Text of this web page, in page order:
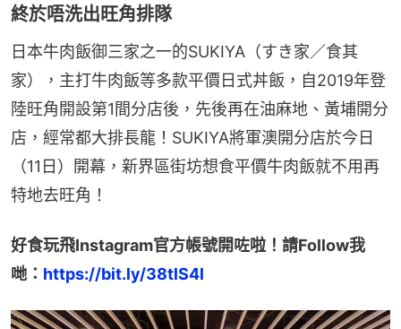
終於唔洗出旺角排隊
日本牛肉飯御三家之一的SUKIYA（すき家／食其
家），主打牛肉飯等多款平價日式丼飯，自2019年登
陸旺角開設第1間分店後，先後再在油麻地、黃埔開分
店，經常都大排長龍！SUKIYA將軍澳開分店於今日
（11日）開幕，新界區街坊想食平價牛肉飯就不用再
特地去旺角！
好食玩飛Instagram官方帳號開咗啦！請Follow我
哋： https://bit.ly/38tlS4l